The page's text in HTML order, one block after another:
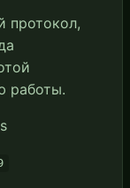
протокол,
работы.